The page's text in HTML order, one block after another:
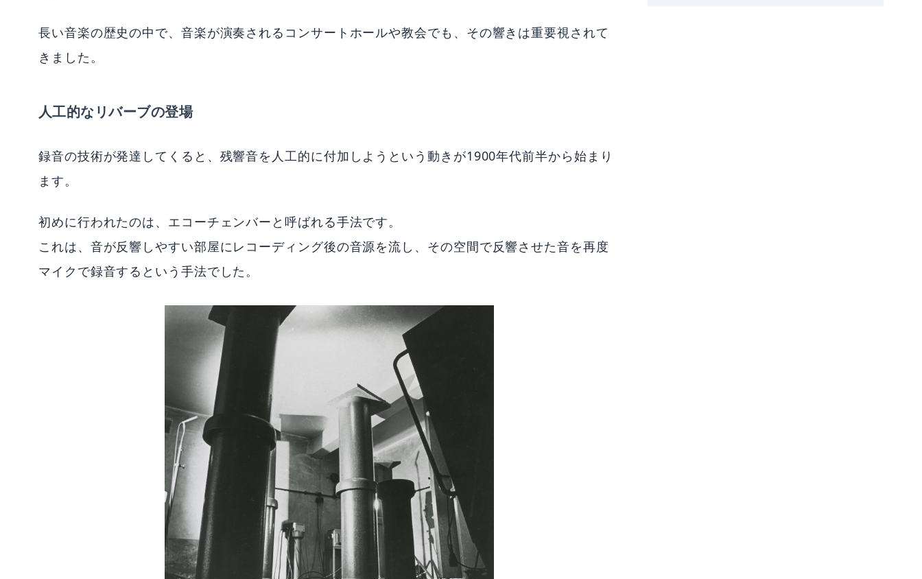
長い音楽の歴史の中で、音楽が演奏されるコンサートホールや教会でも、その響きは重要視されて
きました。
人工的なリバーブの登場
録音の技術が発達してくると、残響音を人工的に付加しようという動きが1900年代前半から始まり
ます。
初めに行われたのは、エコーチェンバーと呼ばれる手法です。
これは、音が反響しやすい部屋にレコーディング後の音源を流し、その空間で反響させた音を再度
マイクで録音するという手法でした。